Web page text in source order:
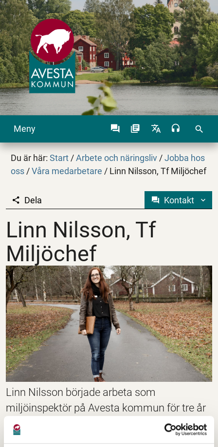
Meny search
Du är här:Start / Arbete och näringsliv / Jobba hos
oss / Våra medarbetare / Linn Nilsson, Tf Miljöchef
Linn Nilsson, Tf
Dela Kontakt
Linn Nilsson, Tf
Miljöchef
Linn Nilsson började arbeta som
miljöinspektör på Avesta kommun för tre år
sedan och nu efter avslutat aspirantprogram
har hon klivit in i rollen som Tf Miljöchef.